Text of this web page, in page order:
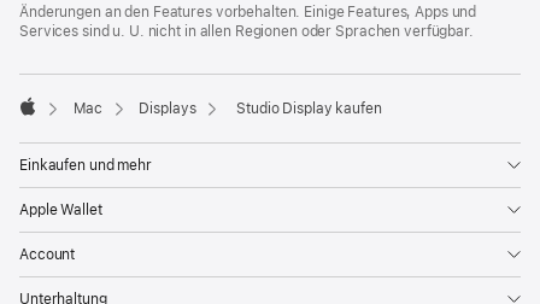
Änderungen an den Features vorbehalten. Einige Features, Apps und
Services sind u. U. nicht in allen Regionen oder Sprachen verfügbar.
Mac Displays Studio Display kaufen
Einkaufen und mehr
Apple Wallet
Account
Unterhaltung